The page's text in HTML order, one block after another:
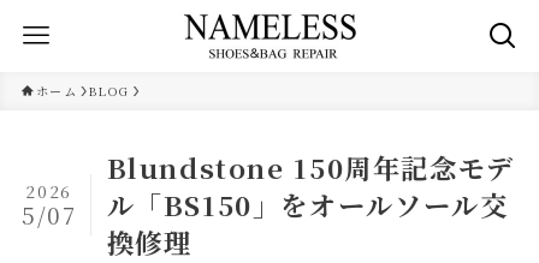
ホーム BLOG
Blundstone 150周年記念モデ
ル「BS150」をオールソール交
換修理
2026
5/07